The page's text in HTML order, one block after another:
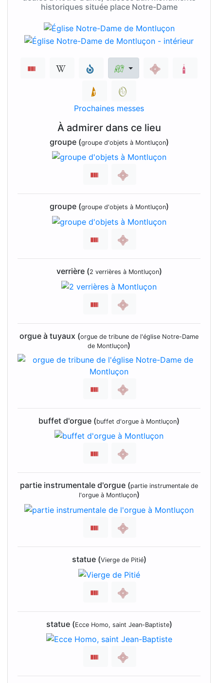
historiques située place Notre-Dame
Prochaines messes
À admirer dans ce lieu
groupe (groupe d'objets à Montluçon)
groupe (groupe d'objets à Montluçon)
verrière (2 verrières à Montluçon)
orgue à tuyaux (orgue de tribune de l'église Notre-Dame
de Montluçon)
buffet d'orgue (buffet d'orgue à Montluçon)
partie instrumentale d'orgue (partie instrumentale de
l'orgue à Montluçon)
statue (Vierge de Pitié)
statue (Ecce Homo, saint Jean-Baptiste)